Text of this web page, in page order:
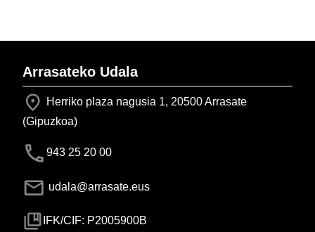
Arrasateko Udala
Herriko plaza nagusia 1, 20500 Arrasate
(Gipuzkoa)
943 25 20 00
udala@arrasate.eus
IFK/CIF: P2005900B